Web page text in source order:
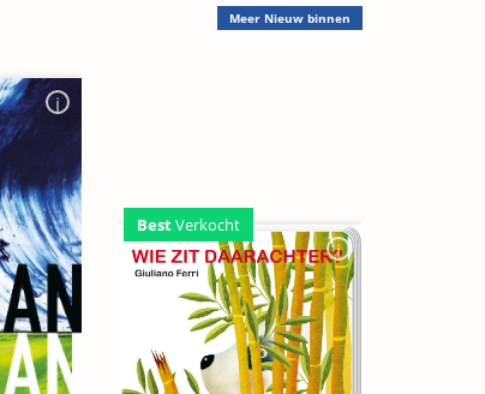
Meer Nieuw binnen
BestVerkocht